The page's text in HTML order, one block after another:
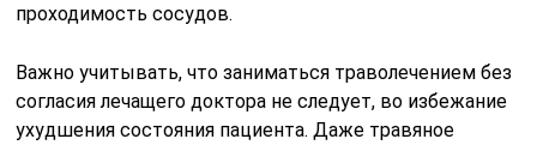
проходимость сосудов.
Важно учитывать, что заниматься траволечением без
согласия лечащего доктора не следует, во избежание
ухудшения состояния пациента. Даже травяное